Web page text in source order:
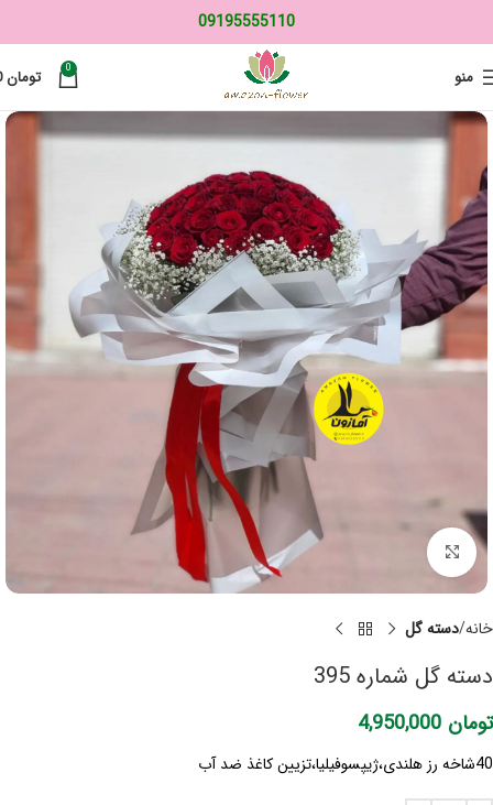
09195555110
منو 0 تومان0
برای بزرگنمایی کلیک کنید
خانه دسته گل
دسته گل شماره 395
تومان
40شاخه رز هلندی،ژیپسوفیلیا،تزیین کاغذ ضد آب